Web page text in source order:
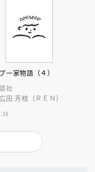
一家物語（４）
社
田 芳枝（ＲＥＮ）